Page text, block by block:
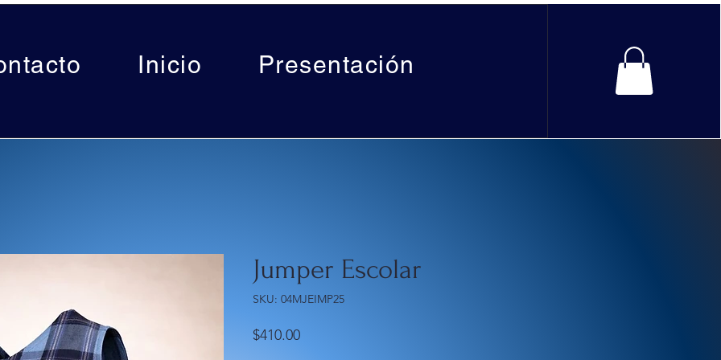
Inicio Presentación
Jumper Escolar
SKU: 04MJEIMP25
$410.00Precio